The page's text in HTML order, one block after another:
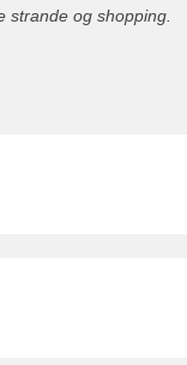
og shopping.